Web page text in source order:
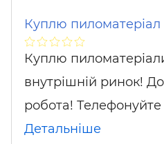
Куплю пиломатеріал
Куплю
внутрішній ринок!
робота! Телефонуйте
Детальніше